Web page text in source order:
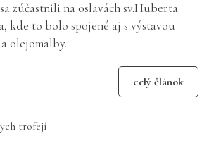
zúčastnili na oslavách sv.Huberta
kde to bolo spojené aj s výstavou
olejomalby.
celý článok